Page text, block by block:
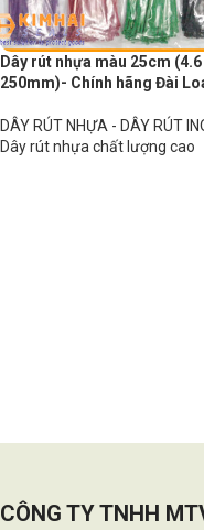
Dây rút nhựa màu 25cm (4.6
250mm)- Chính hãng Đài
DÂY RÚT NHỰA - DÂY RÚT
Dây rút nhựa chất lượng cao
CÔNG TY TNHH